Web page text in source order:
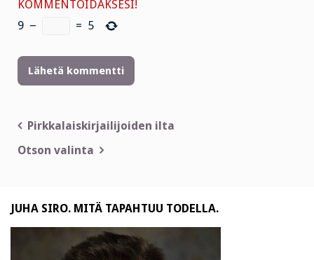
KOMMENTOIDAKSESI!
9 − = 5
Artikkelien
selaus
Pirkkalaiskirjailijoiden ilta
Otson valinta
JUHA SIRO. MITÄ TAPAHTUU TODELLA.